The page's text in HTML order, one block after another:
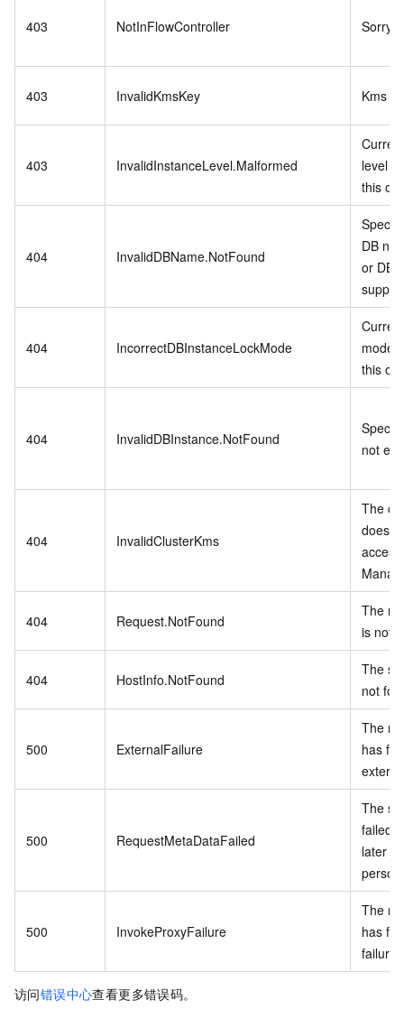
403 NotInFlowController
403 InvalidKmsKey Kms
403 InvalidInstanceLevel.Malformed
level
this
404 InvalidDBName.NotFound
DB
or DB
404 IncorrectDBInstanceLockMode
mode
this
404 InvalidDBInstance.NotFound
not
404 InvalidClusterKms
The
does
404 Request.NotFound
The
is not
404 HostInfo.NotFound
The
not
500 ExternalFailure
The
has
500 RequestMetaDataFailed
The
failed.
later
500 InvokeProxyFailure
The
has
failure
访问错误中心查看更多错误码。